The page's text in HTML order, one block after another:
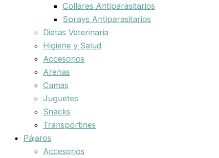
Collares Antiparasitarios
Sprays Antiparasitarios
Dietas Veterinaria
Higiene y Salud
Accesorios
Arenas
Camas
Juguetes
Snacks
Transportines
Pájaros
Accesorios